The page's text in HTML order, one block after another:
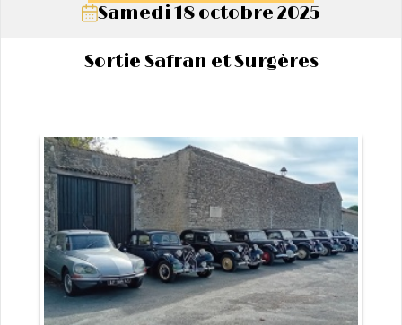
Samedi 18 octobre 2025
Sortie Safran et Surgères